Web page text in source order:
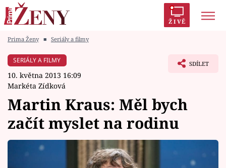
ŽIVĚ
Módní alarm
Témata
Celebrity
Prima Ženy ■ Seriály a filmy
SERIÁLY A FILMY
10. května 2013 16:09
Markéta Zídková
SDÍLET
Martin Kraus: Měl bych
začít myslet na rodinu